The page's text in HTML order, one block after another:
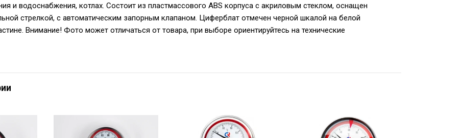
и водоснабжения, котлах. Состоит из пластмассового ABS корпуса с акриловым стеклом, оснащен
стрелкой, с автоматическим запорным клапаном. Циферблат отмечен черной шкалой на белой
Внимание! Фото может отличаться от товара, при выборе ориентируйтесь на технические